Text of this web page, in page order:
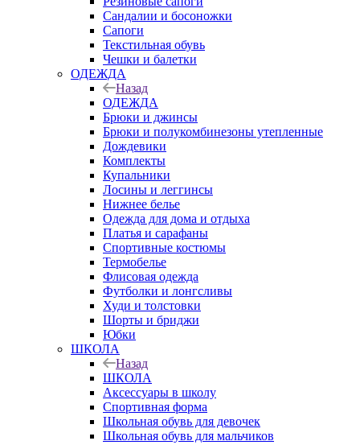
Сандалии и босоножки
Сапоги
Текстильная обувь
Чешки и балетки
ОДЕЖДА
Назад
ОДЕЖДА
Брюки и джинсы
Брюки и полукомбинезоны утепленные
Дождевики
Комплекты
Купальники
Лосины и леггинсы
Нижнее белье
Одежда для дома и отдыха
Платья и сарафаны
Спортивные костюмы
Термобелье
Флисовая одежда
Футболки и лонгсливы
Худи и толстовки
Шорты и бриджи
Юбки
ШКОЛА
Назад
ШКОЛА
Аксессуары в школу
Спортивная форма
Школьная обувь для девочек
Школьная обувь для мальчиков